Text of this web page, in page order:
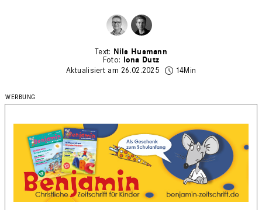
Nils Husmann
Iona Dutz
Aktualisiert am 26.02.2025
14Min